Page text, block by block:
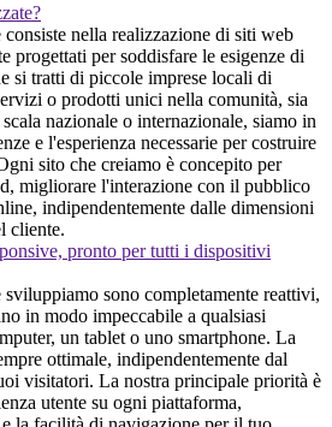
nella realizzazione di siti web
progettati per soddisfare le esigenze di
si tratti di piccole imprese locali di
o prodotti unici nella comunità, sia
nazionale o internazionale, siamo in
e l'esperienza necessarie per costruire
sito che creiamo è concepito per
migliorare l'interazione con il pubblico
indipendentemente dalle dimensioni
cliente.
pronto per tutti i dispositivi
sono completamente reattivi,
in modo impeccabile a qualsiasi
un tablet o uno smartphone. La
ottimale, indipendentemente dal
visitatori. La nostra principale priorità è
utente su ogni piattaforma,